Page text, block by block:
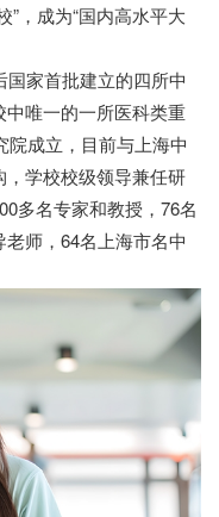
”，成为“国内高水平大
国家首批建立的四所中
唯一的一所医科类重
院成立，目前与上海中
学校校级领导兼任研
多名专家和教授，76名
师，64名上海市名中